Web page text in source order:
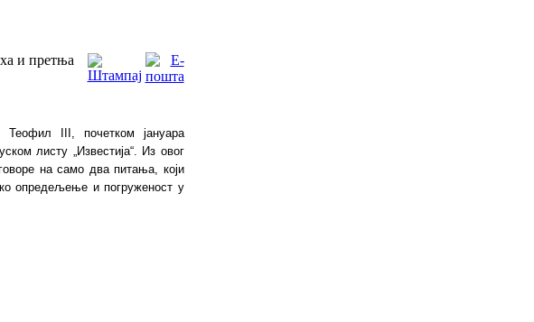
и претња
Теофил
, почетком јануара
листу „Известија“. Из овог
на само два питања, који
опредељење и погруженост у